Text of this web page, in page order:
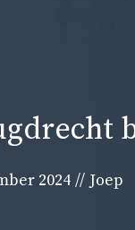
2024 // Joep